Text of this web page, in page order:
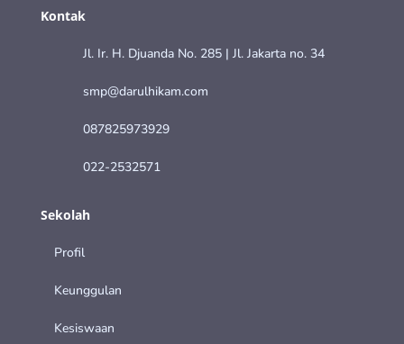
Kontak
Jl. Ir. H. Djuanda No. 285 | Jl. Jakarta no. 34
smp@darulhikam.com
087825973929
022-2532571
Sekolah
Profil
Keunggulan
Kesiswaan